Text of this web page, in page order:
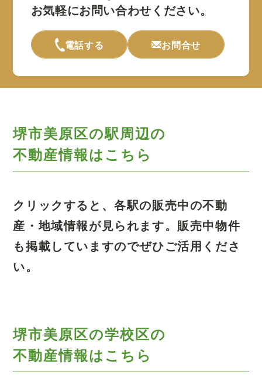
お気軽にお問い合わせください。
電話する お問合せ
堺市美原区の駅周辺の
不動産情報はこちら
クリックすると、各駅の販売中の不動
産・地域情報が見られます。 販売中物件
も掲載していますのでぜひご活用くださ
い。
堺市美原区の学校区の
不動産情報はこちら